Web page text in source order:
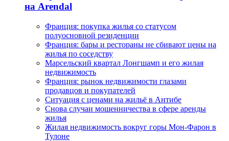
на Arendal
Франция: покупка жилья со статусом
полуосновной резиденции
Франция: бары и рестораны не сбивают цены на
жилья по соседству
Марсельский квартал Лонгшамп и его жилая
недвижимость
Франция: рынок недвижимости глазами
продавцов и покупателей
Ситуация с ценами на жильё в Антибе
Снова случаи мошенничества в сфере аренды
жилья
Жилая недвижимость вокруг горы Мон-Фарон в
Тулоне